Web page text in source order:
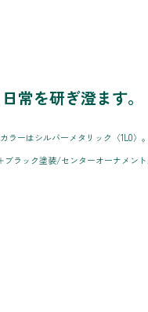
常を研ぎ澄ます。
ラーはシルバーメタリック〈1L0〉
ブラック塗装/センターオーナメン